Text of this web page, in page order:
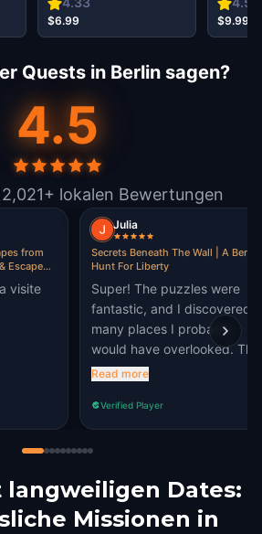
$6.99
Familie
$9.99
Quests in Berlin sagen?
4.5
lokalen Bewertungen
from
Escape
visite
Julia
Secrets Beneath The Wall | A Berlin
Hunt For Liberty
Super! The puzzles were
fantastic, and I discovered
many places I probably
would have overlooked. The
game really draws your
absolutely loved the
experience.
Read more
Verified Player
langweiligen Dates:
Missionen in